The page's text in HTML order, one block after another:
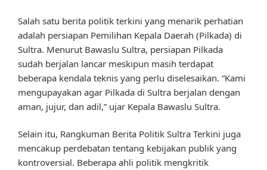
Salah satu berita politik terkini yang menarik perhatian
adalah persiapan Pemilihan Kepala Daerah (Pilkada) di
Sultra. Menurut Bawaslu Sultra, persiapan Pilkada
sudah berjalan lancar meskipun masih terdapat
beberapa kendala teknis yang perlu diselesaikan. “Kami
mengupayakan agar Pilkada di Sultra berjalan dengan
aman, jujur, dan adil,” ujar Kepala Bawaslu Sultra.
Selain itu, Rangkuman Berita Politik Sultra Terkini juga
mencakup perdebatan tentang kebijakan publik yang
kontroversial. Beberapa ahli politik mengkritik